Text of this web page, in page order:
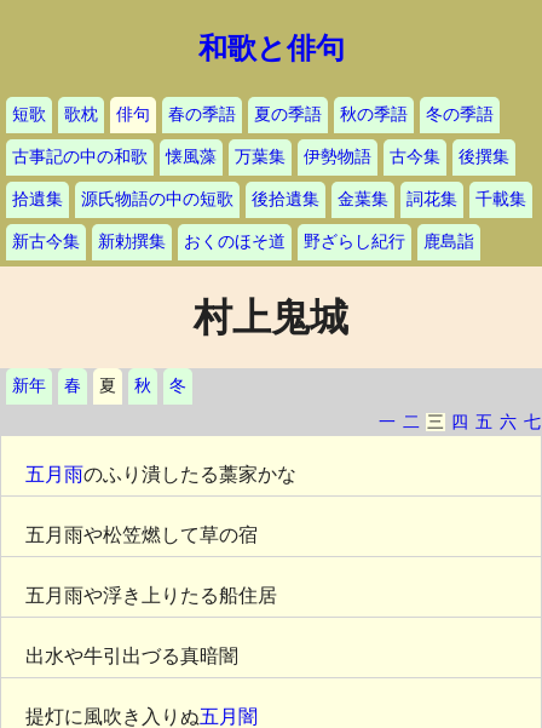
和歌と俳句
短歌 歌枕 俳句 春の季語 夏の季語 秋の季語 冬の季語
古事記の中の和歌 懐風藻 万葉集 伊勢物語 古今集 後撰集
拾遺集 源氏物語の中の短歌 後拾遺集 金葉集 詞花集 千載集
新古今集 新勅撰集 おくのほそ道 野ざらし紀行 鹿島詣
村上鬼城
新年 春 夏 秋
冬
一 二 三 四 五 六 七
五月雨のふり潰したる藁家かな
五月雨や松笠燃して草の宿
五月雨や浮き上りたる船住居
出水や牛引出づる真暗闇
提灯に風吹き入りぬ五月闇